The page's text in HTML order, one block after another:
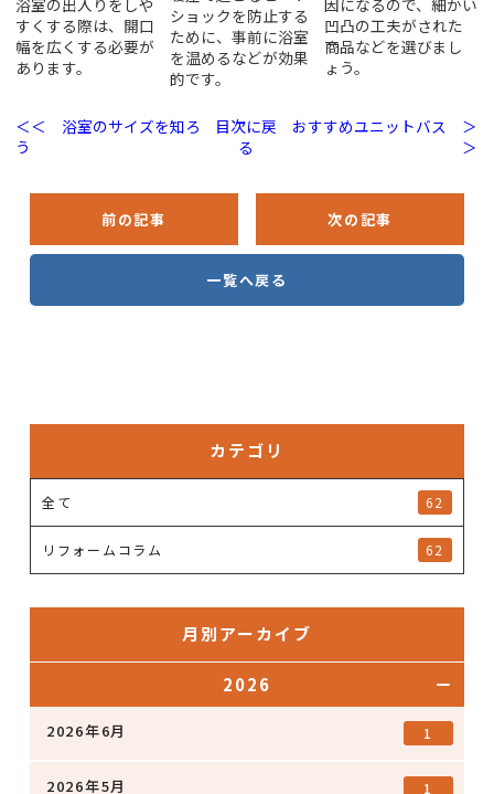
すくする際は、開口
幅を広くする必要が
あります。
ショックを防止する
ために、事前に浴室
を温めるなどが効果
的です。
凹凸の工夫がされた
商品などを選びまし
ょう。
＜＜ 浴室のサイズを知ろ
う
目次に戻
る
おすすめユニットバス ＞
＞
前の記事 次の記事
一覧へ戻る
カテゴリ
全て 62
リフォームコラム 62
月別アーカイブ
2026
2026年6月 1
2026年5月 1